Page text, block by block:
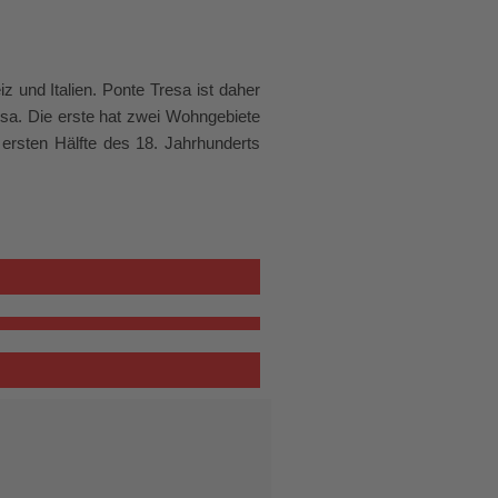
und Italien. Ponte Tresa ist daher
Die erste hat zwei Wohngebiete
Hälfte des 18. Jahrhunderts